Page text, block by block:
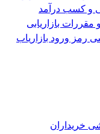
و کسب درآمد
مقررات بازاریابی
رمز ورود بازاریاب
خریداران